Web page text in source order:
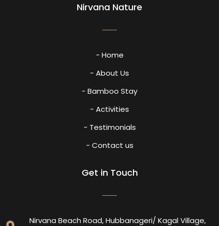
Nirvana Nature
- Home
- About Us
- Bamboo Stay
- Activities
- Testimonials
- Contact us
Get in Touch
Nirvana Beach Road, Hubbanageri/ Kagal Village,